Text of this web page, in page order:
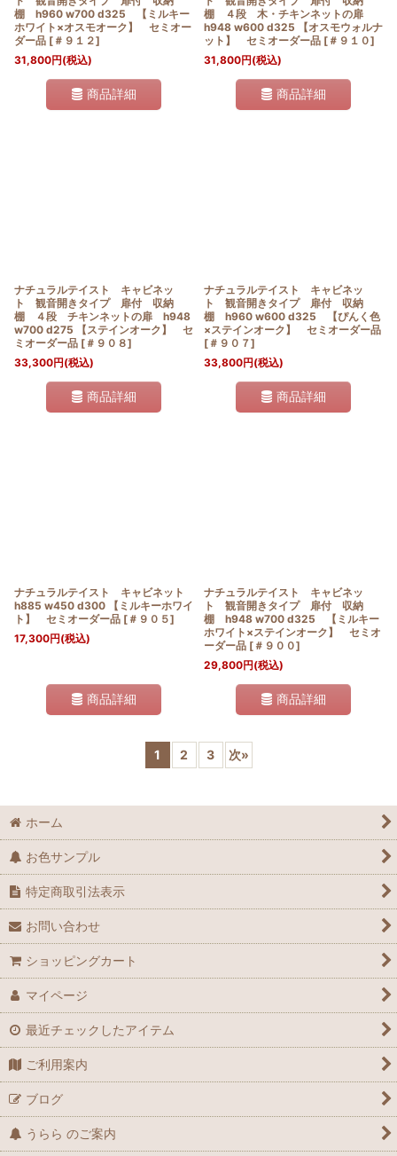
棚 h960 w700 d325 【ミルキー
ホワイト×オスモオーク】 セミオー
ダー品 [ ＃９１２]
31,800円(税込)
商品詳細
棚 ４段 木・チキンネットの扉
h948 w600 d325 【オスモウォルナ
ット】 セミオーダー品 [ ＃９１０]
31,800円(税込)
商品詳細
ナチュラルテイスト キャビネッ
ト 観音開きタイプ 扉付 収納
棚 ４段 チキンネットの扉 h948
w700 d275 【ステインオーク】 セ
ミオーダー品 [ ＃９０８]
33,300円(税込)
商品詳細
ナチュラルテイスト キャビネッ
ト 観音開きタイプ 扉付 収納
棚 h960 w600 d325 【ぴんく色
×ステインオーク】 セミオーダー品
[ ＃９０７]
33,800円(税込)
商品詳細
ナチュラルテイスト キャビネット
h885 w450 d300 【ミルキーホワイ
ト】 セミオーダー品 [ ＃９０５]
17,300円(税込)
商品詳細
ナチュラルテイスト キャビネッ
ト 観音開きタイプ 扉付 収納
棚 h948 w700 d325 【ミルキー
ホワイト×ステインオーク】 セミオ
ーダー品 [ ＃９００]
29,800円(税込)
商品詳細
1 2 3 次»
ホーム
お色サンプル
特定商取引法表示
お問い合わせ
ショッピングカート
マイページ
最近チェックしたアイテム
ご利用案内
ブログ
うらら のご案内